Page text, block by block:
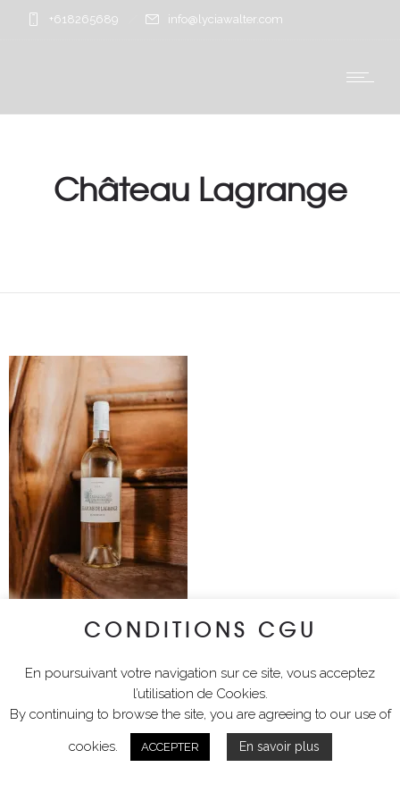
+618265689 info@lyciawalter.com
Château Lagrange
CONDITIONS CGU
En poursuivant votre navigation sur ce site, vous acceptez
l’utilisation de Cookies.
By continuing to browse the site, you are agreeing to our use of
cookies.
ACCEPTER En savoir plus